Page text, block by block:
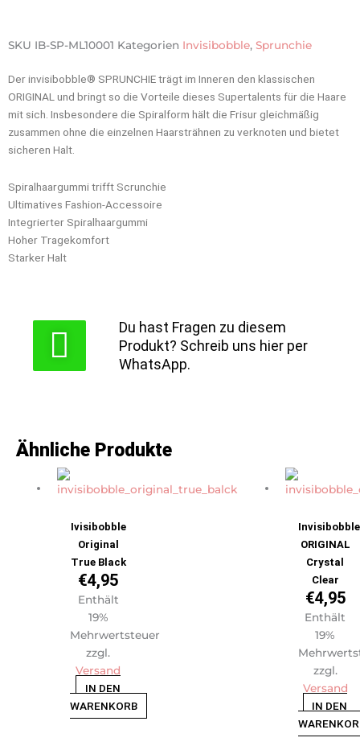
SKU IB-SP-ML10001 Kategorien Invisibobble, Sprunchie
Der invisibobble® SPRUNCHIE trägt im Inneren den klassischen
ORIGINAL und bringt so die Vorteile dieses Supertalents für die Haare
mit sich. Insbesondere die Spiralform hält die Frisur gleichmäßig
zusammen ohne die einzelnen Haarsträhnen zu verknoten und bietet
sicheren Halt.
Spiralhaargummi trifft Scrunchie
Ultimatives Fashion-Accessoire
Integrierter Spiralhaargummi
Hoher Tragekomfort
Starker Halt
Du hast Fragen zu diesem
Produkt? Schreib uns hier per
WhatsApp.
Ähnliche Produkte
Ivisibobble
Original
True Black
€4,95
Enthält
19%
Mehrwertsteuer
zzgl.
Versand
IN DEN
WARENKORB
ORIGINAL
Crystal
Clear
€4,95
Enthält
19%
zzgl.
Versand
IN DEN